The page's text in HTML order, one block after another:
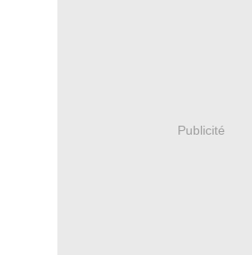
Publicité